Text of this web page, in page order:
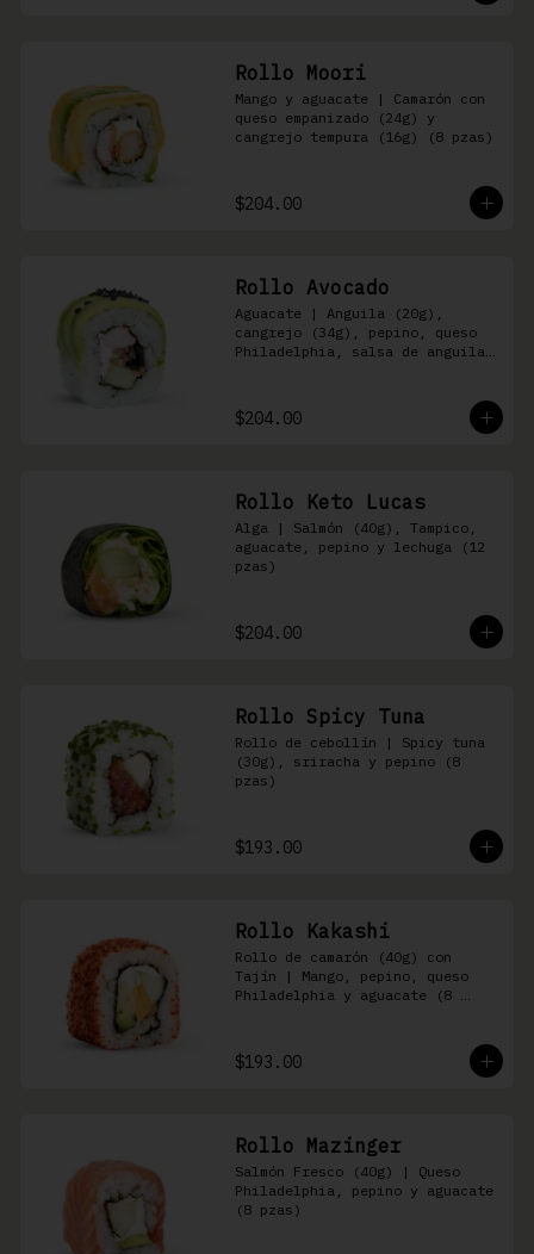
Rollo Moori
Mango y aguacate | Camarón con
queso empanizado (24g) y
cangrejo tempura (16g) (8 pzas)
$204.00
Rollo Avocado
Aguacate | Anguila (20g),
cangrejo (34g), pepino, queso
Philadelphia, salsa de anguila
$204.00
Rollo Keto Lucas
Alga | Salmón (40g), Tampico,
aguacate, pepino y lechuga (12
pzas)
$204.00
Rollo Spicy Tuna
Rollo de cebollín | Spicy tuna
(30g), sriracha y pepino (8
pzas)
$193.00
Rollo Kakashi
Rollo de camarón (40g) con
Tajín | Mango, pepino, queso
Philadelphia y aguacate (8
$193.00
Rollo Mazinger
Salmón Fresco (40g) | Queso
Philadelphia, pepino y aguacate
(8 pzas)